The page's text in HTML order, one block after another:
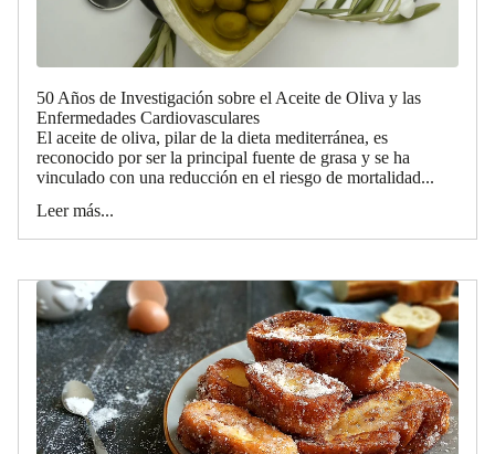
50 Años de Investigación sobre el Aceite de Oliva y las
Enfermedades Cardiovasculares
El aceite de oliva, pilar de la dieta mediterránea, es
reconocido por ser la principal fuente de grasa y se ha
vinculado con una reducción en el riesgo de mortalidad...
Leer más...